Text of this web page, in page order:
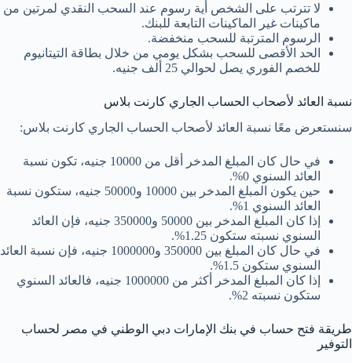
لا تترتب على الشخص أية رسوم عند السحب النقدي لمرتين من
ماكينات غير الماكينات التابعة للبنك.
الرسوم المترتبة للسحب منخفضة.
الحد الأقصى للسحب بشكل يومي من خلال بطاقة التيتانيوم
للخصم الفوري يصل لحوالي 25 ألف جنيه.
نسبة العائد لأصحاب الحساب الجاري كارنت بلاس
سنستعرض معًا نسبة العائد لأصحاب الحساب الجاري كارنت بلاس:
في حال كان المبلغ المدخر أقل من 10000 جنيه، تكون نسبة
العائد السنوي 0%.
حين يكون المبلغ المدخر بين 10000 و50000 جنيه، ستكون نسبة
العائد السنوي 1%.
إذا كان المبلغ المدخر بين 50000 و350000 جنيه، فإن العائد
السنوي نسبته ستكون 1.25%.
في حال كان المبلغ بين 350000 و1000000 جنيه، فإن نسبة العائد
السنوي ستكون 1.5%.
إذا كان المبلغ المدخر أكثر من 1000000 جنيه، فالعائد السنوي
ستكون نسبته 2%.
طريقة فتح حساب في بنك الإمارات دبي الوطني في مصر لحساب
التوفير